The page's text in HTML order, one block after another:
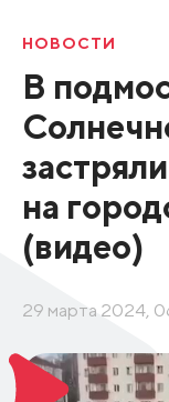
НОВОСТИ
В
на
(видео)
29 марта 2024,